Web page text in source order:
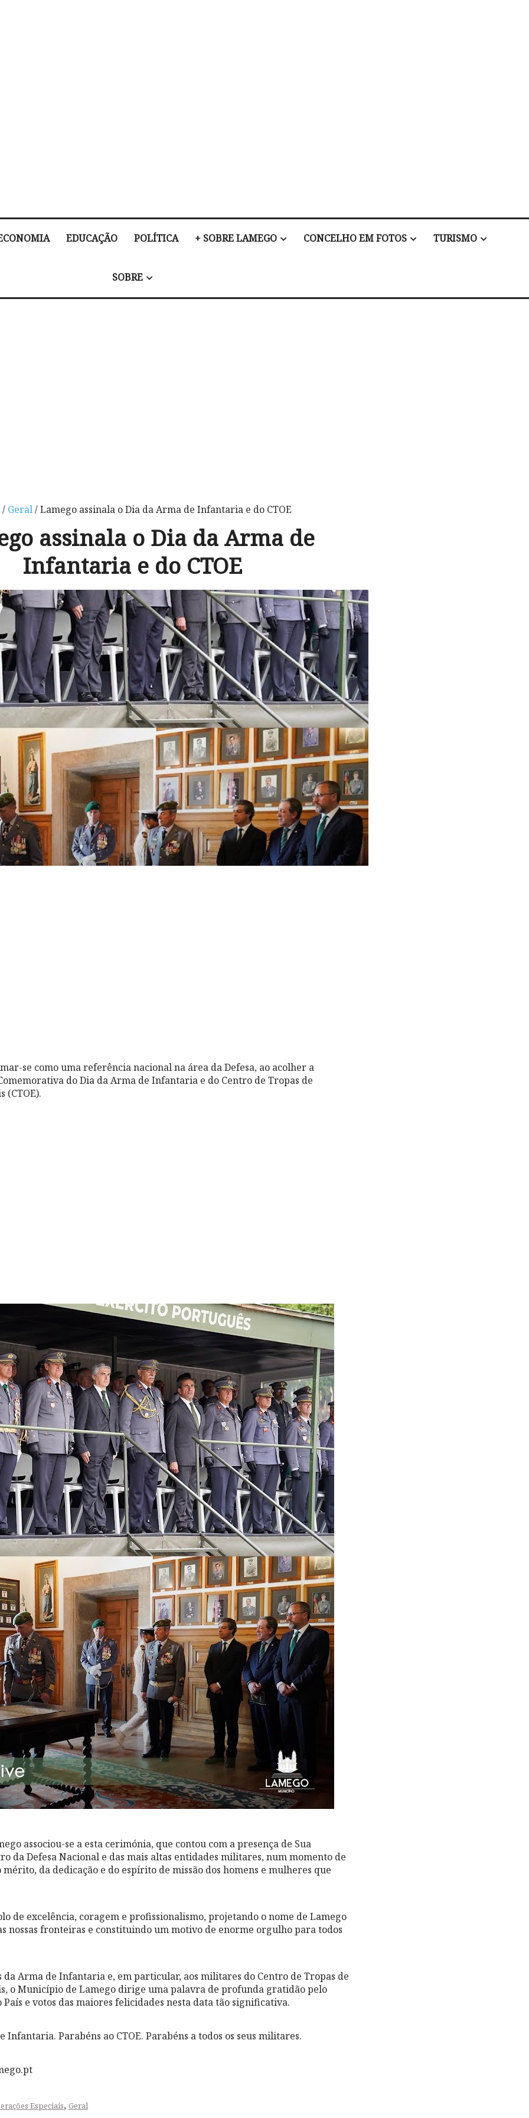
EDUCAÇÃO POLÍTICA + SOBRE LAMEGO CONCELHO EM FOTOS TURISMO
SOBRE
/ Geral/ Lamego assinala o Dia da Arma de Infantaria e do CTOE
assinala o Dia da Arma de
Infantaria e do CTOE
se como uma referência nacional na área da Defesa, ao acolher a
do Dia da Arma de Infantaria e do Centro de Tropas de
(CTOE).
associou-se a esta cerimónia, que contou com a presença de Sua
da Defesa Nacional e das mais altas entidades militares, num momento de
da dedicação e do espírito de missão dos homens e mulheres que
de excelência, coragem e profissionalismo, projetando o nome de Lamego
nossas fronteiras e constituindo um motivo de enorme orgulho para todos
da Arma de Infantaria e, em particular, aos militares do Centro de Tropas de
o Município de Lamego dirige uma palavra de profunda gratidão pelo
e votos das maiores felicidades nesta data tão significativa.
Infantaria. Parabéns ao CTOE. Parabéns a todos os seus militares.
Especiais, Geral